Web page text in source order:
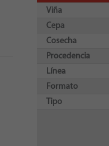
Viña
Cepa
Cosecha
Procedencia
Línea
Formato
Tipo